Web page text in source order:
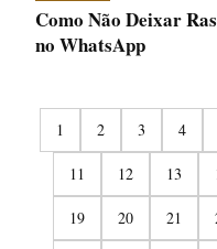
Como Não Deixar
no WhatsApp
1 2 3 4
11 12 13
19 20 21